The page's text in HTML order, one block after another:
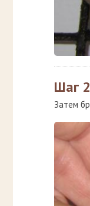
Шаг 2
Затем